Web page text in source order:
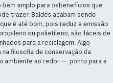
amplo para osbenefícios que
trazer. Baldes acabam sendo
é até bom, pois reduz a emissão
ou polietileno, são fáceis de
para a reciclagem. Algo
filosofia de conservação da
ambiente ao redor — ponto para a